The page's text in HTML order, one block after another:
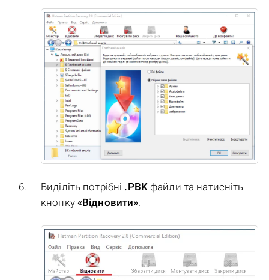
Виділіть потрібні .PBKфайли та натисніть
кнопку «Відновити».